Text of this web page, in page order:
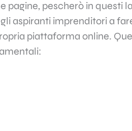
pagine, pescherò in questi
aspiranti imprenditori a
piattaforma online.